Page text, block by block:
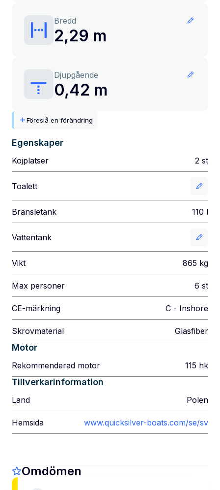
Bredd
2,29 m
Djupgående
0,42 m
Föreslå en förändring
Egenskaper
Kojplatser 2 st
Toalett
Bränsletank 110 l
Vattentank
Vikt 865 kg
Max personer 6 st
CE-märkning C - Inshore
Skrovmaterial Glasfiber
Motor
Rekommenderad motor 115 hk
Tillverkarinformation
Land Polen
Hemsida www.quicksilver-boats.com/se/sv
Omdömen